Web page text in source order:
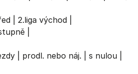
| 2.liga východ|
|
| prodl. nebo náj. s nulou|